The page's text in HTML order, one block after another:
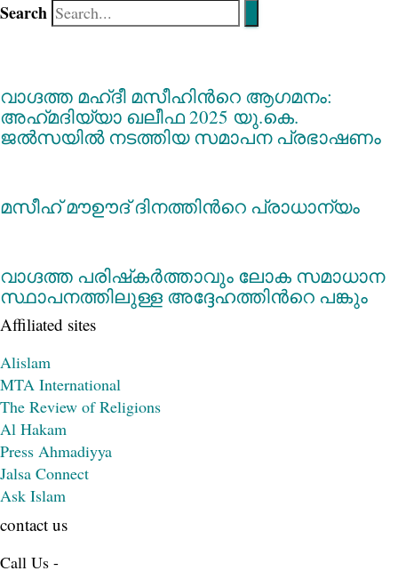
Search
വാഗ്ദത്ത മഹ്ദീ മസീഹിന്‍റെ ആഗമനം:
അഹ്‍മദിയ്യാ ഖലീഫ 2025 യു.കെ.
ജല്‍സയില്‍ നടത്തിയ സമാപന പ്രഭാഷണം
മസീഹ് മൗഊദ് ദിനത്തിന്‍റെ പ്രാധാന്യം
വാഗ്ദത്ത പരിഷ്‌കർത്താവും ലോക സമാധാന
സ്ഥാപനത്തിലുള്ള അദ്ദേഹത്തിന്‍റെ പങ്കും
Affiliated sites
Alislam
MTA International
The Review of Religions
Al Hakam
Press Ahmadiyya
Jalsa Connect
Ask Islam
contact us
Call Us -